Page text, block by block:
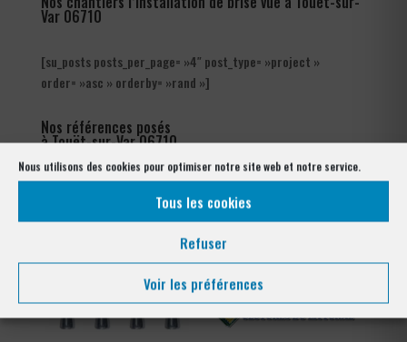
Nous utilisons des cookies pour optimiser notre site web et notre service.
Tous les cookies
Refuser
Voir les préférences
Var 06710
[su_posts posts_per_page= »4″ post_type= »project »
order= »asc » orderby= »rand »]
Nos références posés
à Touët-sur-Var 06710